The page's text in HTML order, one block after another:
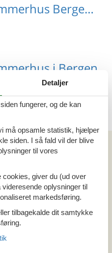
Sommerhus Bergen med hund
i Bergen
Detaljer
fungerer, og de kan
må opsamle statistik, hjælper
siden. I så fald vil der blive
til vores
cookies, giver du (ud over
oplysninger til
markedsføring.
tilbagekalde dit samtykke